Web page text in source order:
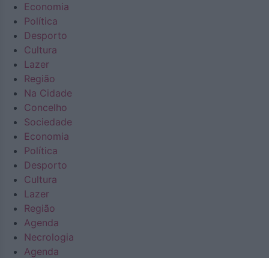
Economia
Política
Desporto
Cultura
Lazer
Região
Na Cidade
Concelho
Sociedade
Economia
Política
Desporto
Cultura
Lazer
Região
Agenda
Necrologia
Agenda